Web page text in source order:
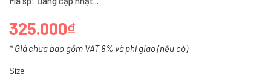
325.000₫
* Giá chưa bao gồm VAT 8% và phí giao (nếu có)
Size